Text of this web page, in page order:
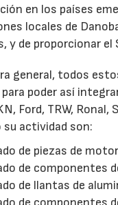
en los países
locales de
y de proporcionar
general, todos
poder así
Ford, TRW,
su actividad son:
de piezas de
de componentes
de llantas de